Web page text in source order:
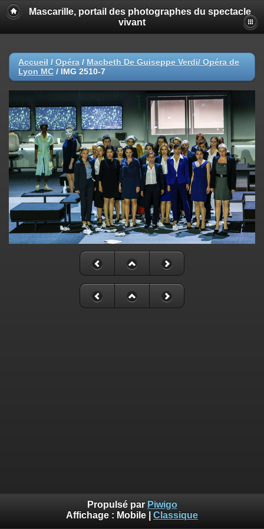
Mascarille, portail des photographes du spectacle
vivant
Accueil / Opéra / Macbeth De Guiseppe Verdi/ Opéra de
Lyon MC / IMG 2510-7
Propulsé par Piwigo
Affichage : Mobile Classique